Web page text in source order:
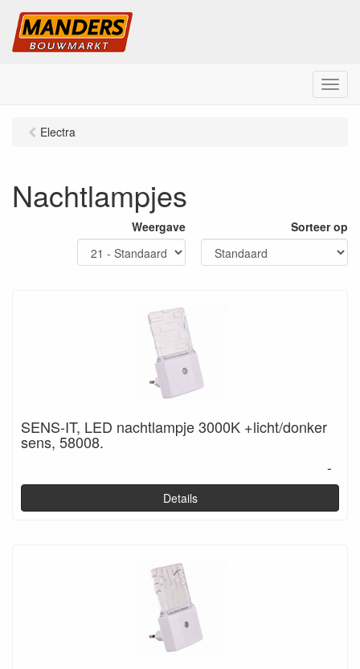
M
e
Electra
Nachtlampjes
Weergave Sorteer op
SENS-IT, LED nachtlampje 3000K +licht/donker
sens, 58008.
-
Details